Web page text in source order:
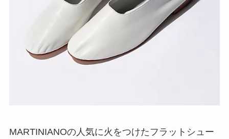
MARTINIANOの人気に火をつけたフラットシュー